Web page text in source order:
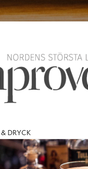
DRYCK